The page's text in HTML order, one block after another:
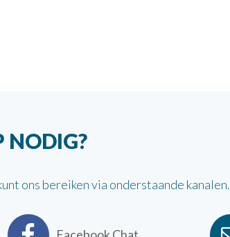
NODIG?
ons bereiken via onderstaande kanalen.